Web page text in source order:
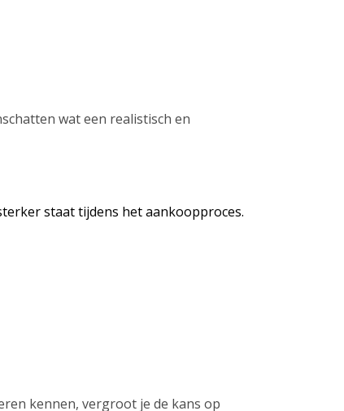
wat een realistisch en
staat tijdens het aankoopproces.
kennen, vergroot je de kans op